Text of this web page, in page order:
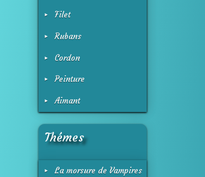
Filet
Rubans
Cordon
Peinture
Aimant
Thémes
La morsure de Vampires